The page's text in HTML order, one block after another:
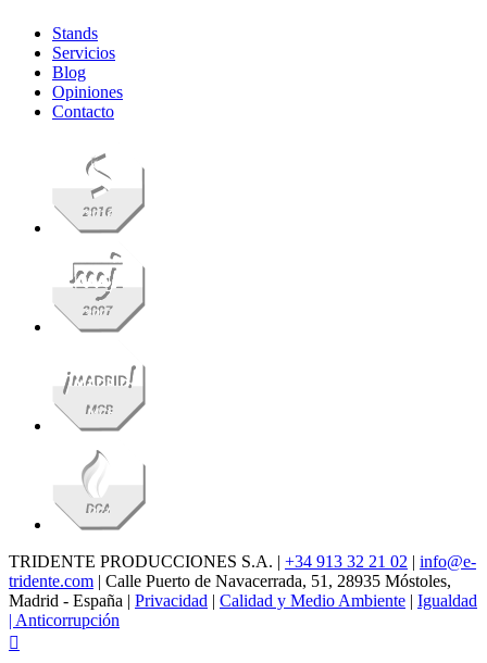
Stands
Servicios
Blog
Opiniones
Contacto
TRIDENTE PRODUCCIONES S.A. | +34 913 32 21 02 | info@e-
tridente.com | Calle Puerto de Navacerrada, 51, 28935 Móstoles,
Madrid - España | Privacidad | Calidad y Medio Ambiente | Igualdad
| Anticorrupción